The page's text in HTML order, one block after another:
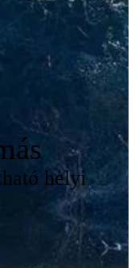
helyi